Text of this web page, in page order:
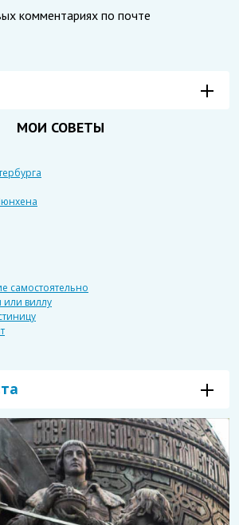
комментариях по почте
МОИ СОВЕТЫ
самостоятельно
или виллу